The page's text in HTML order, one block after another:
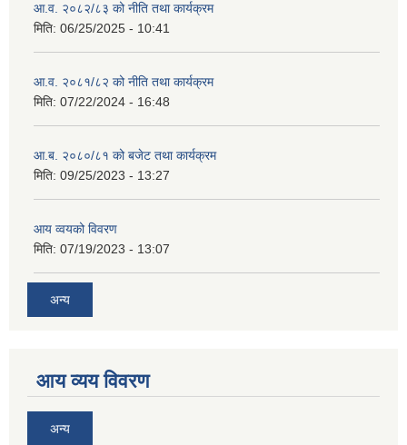
आ.व. २०८२/८३ को नीति तथा कार्यक्रम
मिति: 06/25/2025 - 10:41
आ.व. २०८१/८२ को नीति तथा कार्यक्रम
मिति: 07/22/2024 - 16:48
आ.ब. २०८०/८१ को बजेट तथा कार्यक्रम
मिति: 09/25/2023 - 13:27
आय व्वयको विवरण
मिति: 07/19/2023 - 13:07
अन्य
आय व्यय विवरण
अन्य